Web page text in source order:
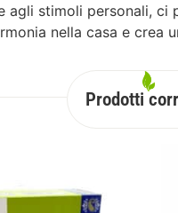
stimoli personali, ci
nella casa e crea
Prodotti